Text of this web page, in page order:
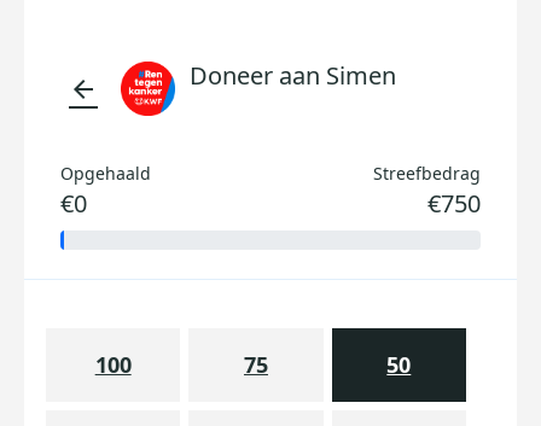
arrow_back Doneer aan Simen
Opgehaald
€0
Streefbedrag
€750
100 75 50